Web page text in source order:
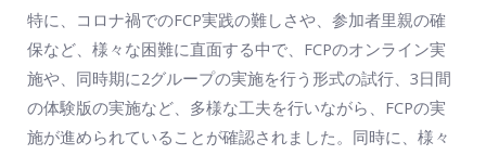
特に、コロナ禍でのFCP実践の難しさや、参加者里親の確
保など、様々な困難に直面する中で、FCPのオンライン実
施や、同時期に2グループの実施を行う形式の試行、3日間
の体験版の実施など、多様な工夫を行いながら、FCPの実
施が進められていることが確認されました。同時に、様々